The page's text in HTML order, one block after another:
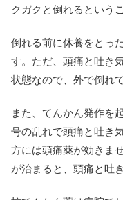
クガクと倒れるという
倒れる前に休養をとっ
す。ただ、頭痛と吐き
状態なので、外で倒れ
また、てんかん発作を
号の乱れで頭痛と吐き
方には頭痛薬が効きま
が治まると、頭痛と吐